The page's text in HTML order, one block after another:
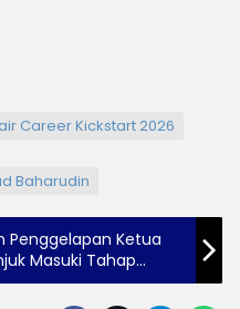
Career Kickstart 2026
Baharudin
Penggelapan Ketua
Masuki Tahap